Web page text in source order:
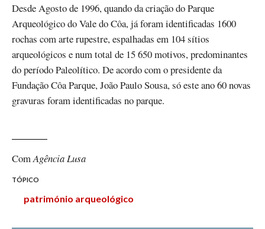
Desde Agosto de 1996, quando da criação do Parque
Arqueológico do Vale do Côa, já foram identificadas 1600
rochas com arte rupestre, espalhadas em 104 sítios
arqueológicos e num total de 15 650 motivos, predominantes
do período Paleolítico. De acordo com o presidente da
Fundação Côa Parque, João Paulo Sousa, só este ano 60 novas
gravuras foram identificadas no parque.
ComAgência Lusa
TÓPICO
património arqueológico